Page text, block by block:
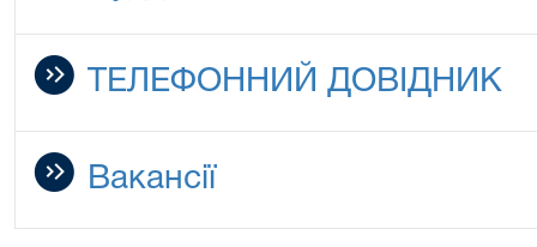
ТЕЛЕФОННИЙ ДОВІДНИК
Вакансії